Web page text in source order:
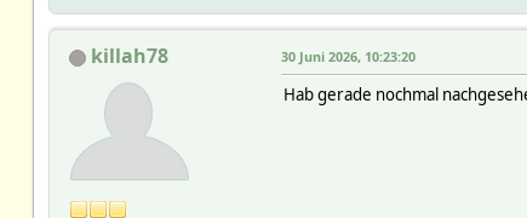
killah78 30 Juni 2026, 10:23:20
Hab gerade nochmal